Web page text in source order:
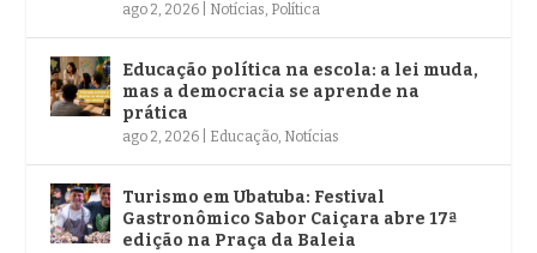
ago 2, 2026 Notícias, Política
Educação política na escola: a lei muda,
mas a democracia se aprende na
prática
ago 2, 2026 Educação, Notícias
Turismo em Ubatuba: Festival
Gastronômico Sabor Caiçara abre 17ª
edição na Praça da Baleia